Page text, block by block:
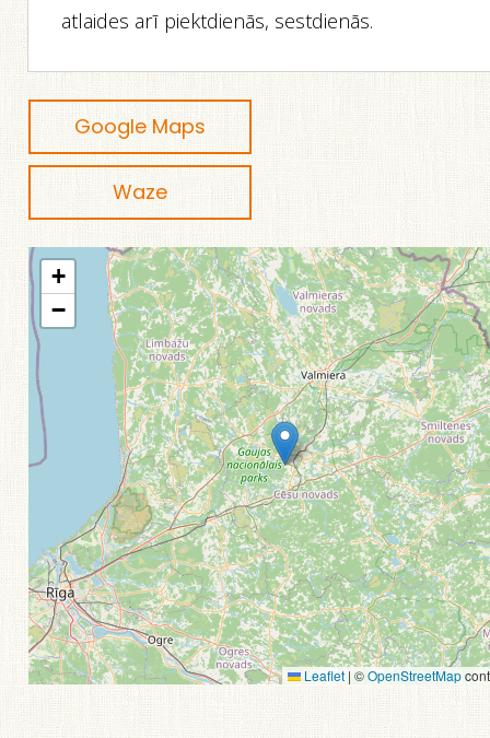
atlaides arī piektdienās, sestdienās.
Google Maps
Waze
+
−
Leaflet | ©OpenStreetMap